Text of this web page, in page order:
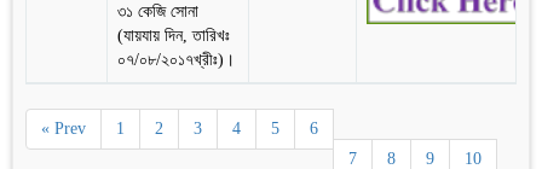
৩১ কেজি সোনা
(যায়যায় দিন, তারিখঃ
০৭/০৮/২০১৭খ্রীঃ)।
« Prev 1 2 3 4 5
6
7
8 9 10